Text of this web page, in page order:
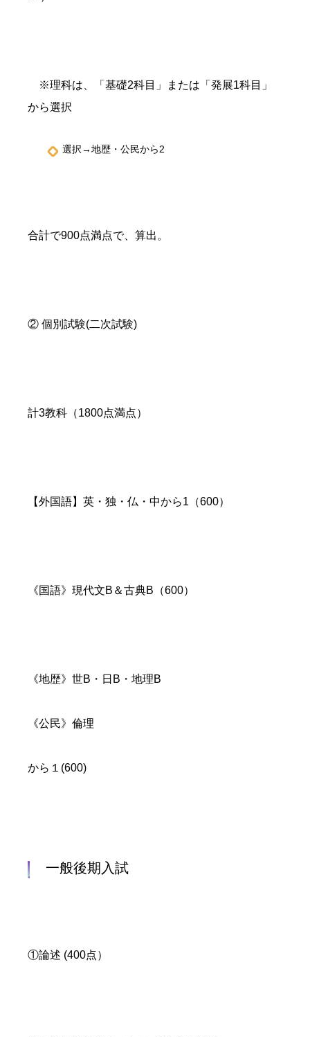
※理科は、「基礎2科目」または「発展1科目」
から選択
選択→地歴・公民から2
合計で900点満点で、算出。
② 個別試験(二次試験)
計3教科（1800点満点）
【外国語】英・独・仏・中から1（600）
《国語》現代文B＆古典B（600）
《地歴》世B・日B・地理B
《公民》倫理
から１(600)
一般後期入試
①論述 (400点）